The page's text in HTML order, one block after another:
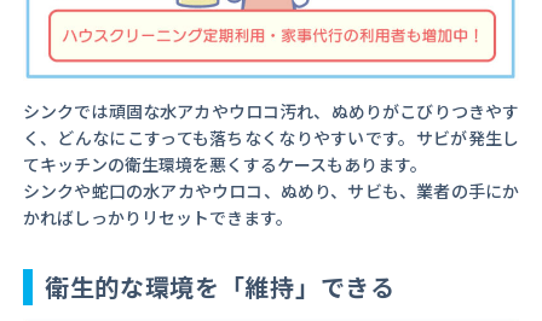
シンクでは頑固な水アカやウロコ汚れ、ぬめりがこびりつきやす
く、どんなにこすっても落ちなくなりやすいです。サビが発生し
てキッチンの衛生環境を悪くするケースもあります。
シンクや蛇口の水アカやウロコ、ぬめり、サビも、業者の手にか
かればしっかりリセットできます。
衛生的な環境を「維持」できる